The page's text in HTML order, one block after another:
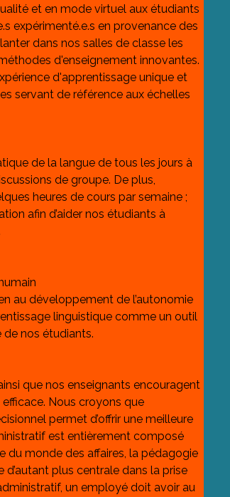
et en mode virtuel aux étudiants
expérimenté.e.s en provenance des
dans nos salles de classe les
d'enseignement innovantes.
d'apprentissage unique et
servant de référence aux échelles
de la langue de tous les jours à
de groupe. De plus,
heures de cours par semaine ;
afin d’aider nos étudiants à
au développement de l’autonomie
linguistique comme un outil
de nos étudiants.
que nos enseignants encouragent
efficace. Nous croyons que
permet d’offrir une meilleure
est entièrement composé
du monde des affaires, la pédagogie
plus centrale dans la prise
un employé doit avoir au